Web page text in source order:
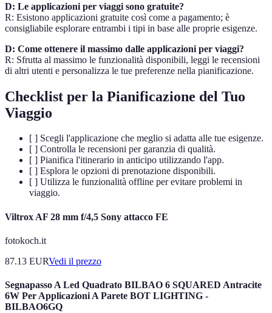
D: Le applicazioni per viaggi sono gratuite?
R: Esistono applicazioni gratuite così come a pagamento; è
consigliabile esplorare entrambi i tipi in base alle proprie esigenze.
D: Come ottenere il massimo dalle applicazioni per viaggi?
R: Sfrutta al massimo le funzionalità disponibili, leggi le recensioni
di altri utenti e personalizza le tue preferenze nella pianificazione.
Checklist per la Pianificazione del Tuo
Viaggio
[ ] Scegli l'applicazione che meglio si adatta alle tue esigenze.
[ ] Controlla le recensioni per garanzia di qualità.
[ ] Pianifica l'itinerario in anticipo utilizzando l'app.
[ ] Esplora le opzioni di prenotazione disponibili.
[ ] Utilizza le funzionalità offline per evitare problemi in
viaggio.
Viltrox AF 28 mm f/4,5 Sony attacco FE
fotokoch.it
87.13 EURVedi il prezzo
Segnapasso A Led Quadrato BILBAO 6 SQUARED Antracite
6W Per Applicazioni A Parete BOT LIGHTING -
BILBAO6GQ